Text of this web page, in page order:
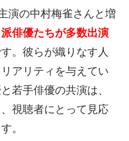
演の中村梅雀さんと増
俳優たちが多数出演
。彼らが織りなす人
アリティを与えてい
若手俳優の共演は、
視聴者にとって見応
。